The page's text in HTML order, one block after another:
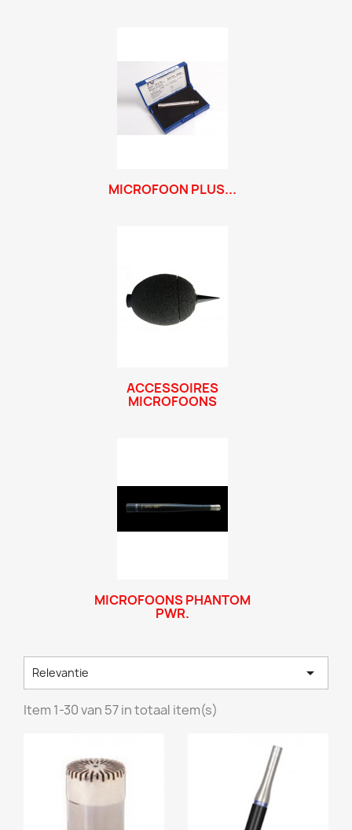
MICROFOON PLUS...
ACCESSOIRES
MICROFOONS
MICROFOONS PHANTOM
PWR.
Relevantie 
Item 1-30 van 57 in totaal item(s)